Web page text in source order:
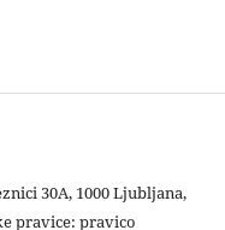
30A, 1000 Ljubljana,
pravice: pravico